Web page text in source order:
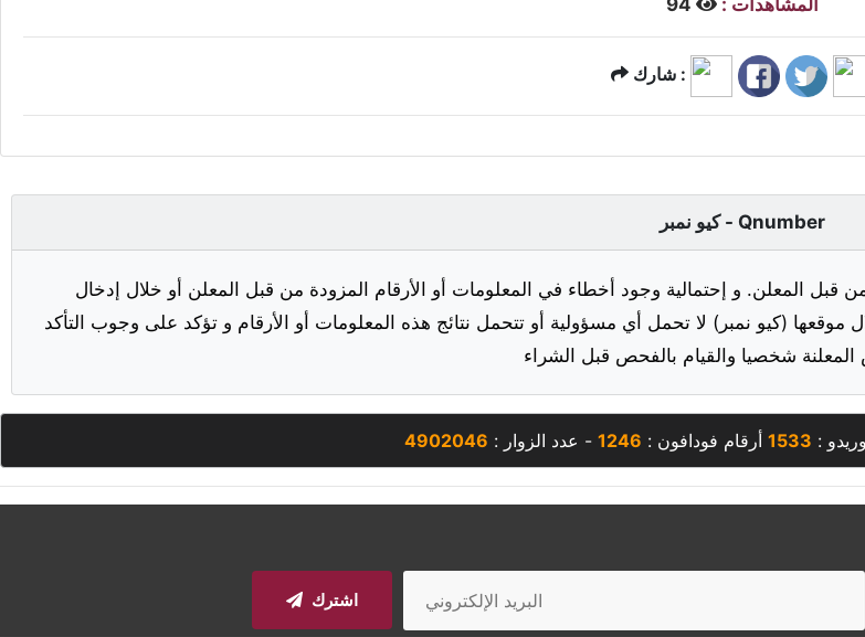
المشاهدات :
شارك :
كيو نمبر - Qnumber
قبل المعلن. و إحتمالية وجود أخطاء في المعلومات أو الأرقام المزودة من قبل المعلن أو خلال إدخال
موقعها (كيو نمبر) لا تحمل أي مسؤولية أو تتحمل نتائج هذه المعلومات أو الأرقام و تؤكد على وجوب التأكد
:
1533 أرقام فودافون : 1246 - عدد الزوار : 4902046
اشترك